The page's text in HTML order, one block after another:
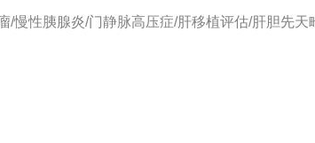
/慢性胰腺炎/门静脉高压症/肝移植评估/肝胆先